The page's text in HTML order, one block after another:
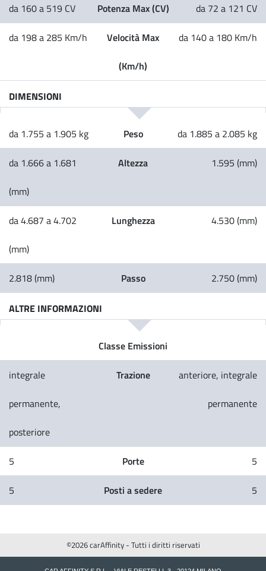
da 160 a 519 CV Potenza Max (CV) da 72 a 121 CV
da 198 a 285 Km/h Velocità Max
(Km/h)
da 140 a 180 Km/h
DIMENSIONI
da 1.755 a 1.905 kg Peso da 1.885 a 2.085 kg
da 1.666 a 1.681
(mm)
Altezza 1.595 (mm)
da 4.687 a 4.702
(mm)
Lunghezza 4.530 (mm)
2.818 (mm) Passo 2.750 (mm)
ALTRE INFORMAZIONI
Classe Emissioni
integrale
permanente,
posteriore
Trazione anteriore, integrale
permanente
5 Porte 5
5 Posti a sedere 5
©2026 carAffinity - Tutti i diritti riservati